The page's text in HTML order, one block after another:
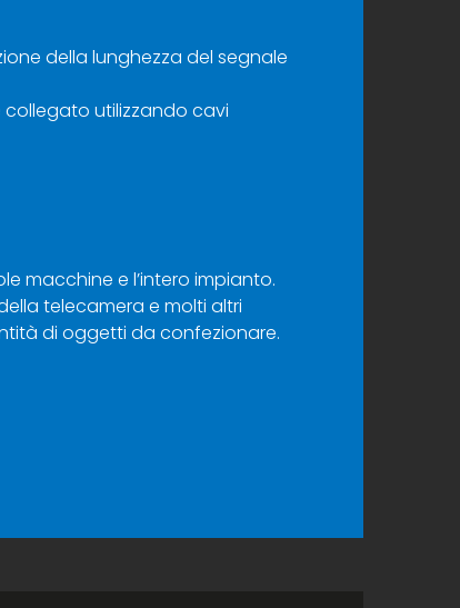
della lunghezza del segnale
collegato utilizzando cavi
macchine e l’intero impianto.
telecamera e molti altri
di oggetti da confezionare.